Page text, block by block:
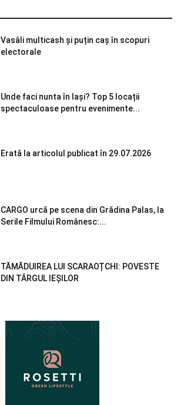
Vasâli multicash și puțin caș în scopuri
electorale
Unde faci nunta în Iași? Top 5 locații
spectaculoase pentru evenimente...
Erată la articolul publicat în 29.07.2026
CARGO urcă pe scena din Grădina Palas, la
Serile Filmului Românesc:...
TĂMĂDUIREA LUI SCARAOȚCHI: POVESTE
DIN TÂRGUL IEȘILOR